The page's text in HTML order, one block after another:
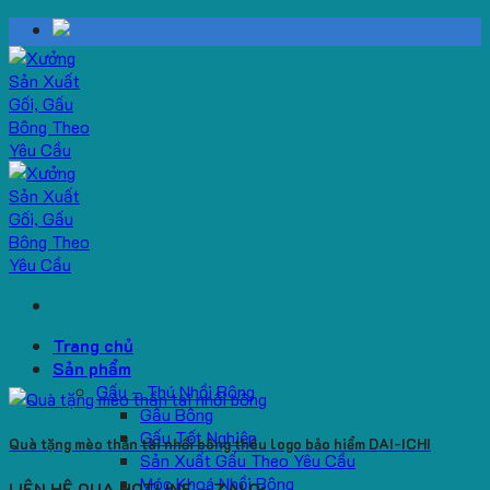
Skip
to
content
Trang chủ
Sản phẩm
Gấu – Thú Nhồi Bông
Gấu Bông
Gấu Tốt Nghiệp
Sản Xuất Gấu Theo Yêu Cầu
Móc Khoá Nhồi Bông
Quà tặng mèo thần tài nhồi bông thêu logo bảo hiểm DAI-ICHI